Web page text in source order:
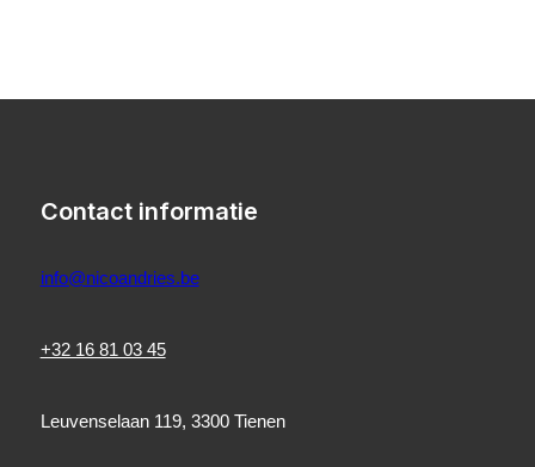
Contact informatie
info@nicoandries.be
+32 16 81 03 45
Leuvenselaan 119, 3300 Tienen